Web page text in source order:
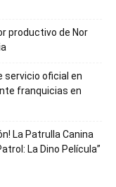
productivo de Nor
servicio oficial en
franquicias en
La Patrulla Canina
La Dino Película”